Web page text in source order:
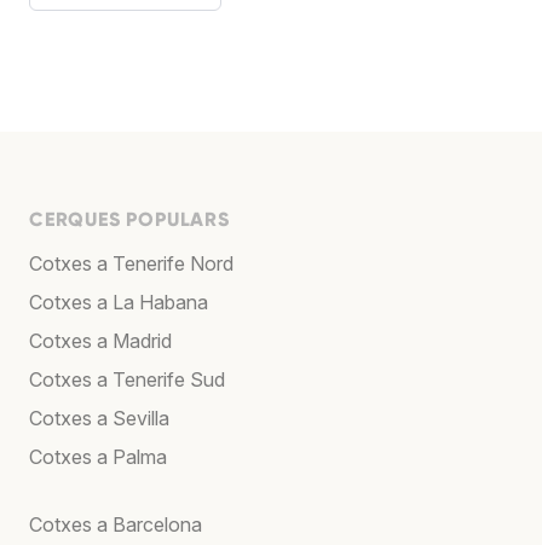
CERQUES POPULARS
Cotxes a Tenerife Nord
Cotxes a La Habana
Cotxes a Madrid
Cotxes a Tenerife Sud
Cotxes a Sevilla
Cotxes a Palma
Cotxes a Barcelona